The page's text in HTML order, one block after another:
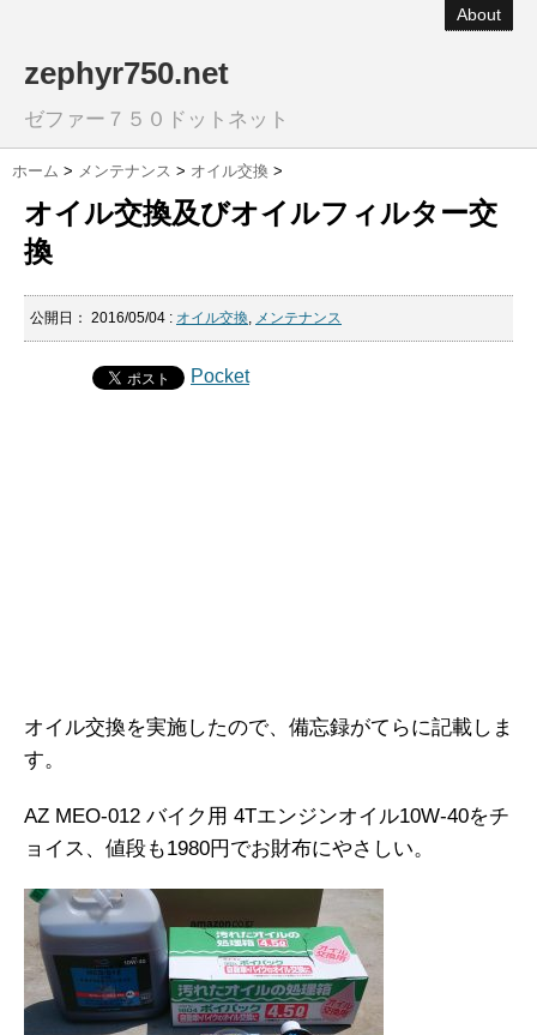
About
zephyr750.net
ゼファー７５０ドットネット
ホーム > メンテナンス > オイル交換 >
オイル交換及びオイルフィルター交
換
公開日： 2016/05/04 : オイル交換, メンテナンス
Pocket
オイル交換を実施したので、備忘録がてらに記載しま
す。
AZ MEO-012 バイク用 4Tエンジンオイル10W-40をチ
ョイス、値段も1980円でお財布にやさしい。